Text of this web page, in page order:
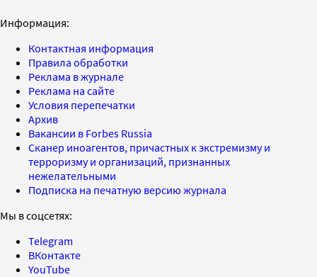
Информация:
Контактная информация
Правила обработки
Реклама в журнале
Реклама на сайте
Условия перепечатки
Архив
Вакансии в Forbes Russia
Сканер иноагентов, причастных к экстремизму и
терроризму и организаций, признанных
нежелательными
Подписка на печатную версию журнала
Мы в соцсетях:
Telegram
ВКонтакте
YouTube